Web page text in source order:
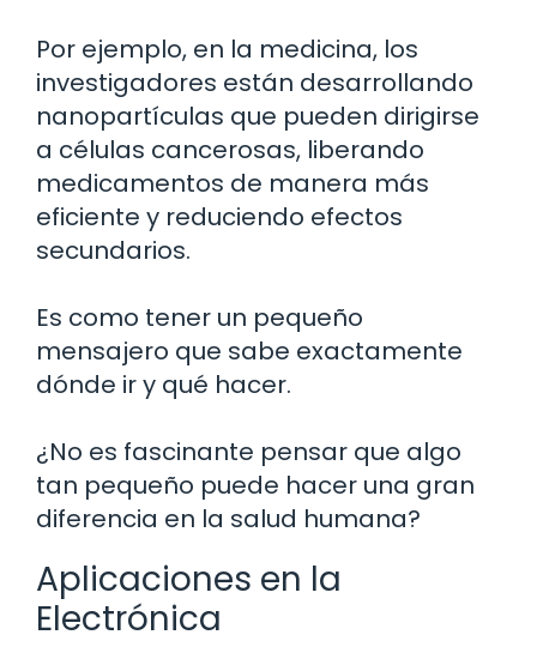
Por ejemplo, en la medicina, los
investigadores están desarrollando
nanopartículas que pueden dirigirse
a células cancerosas, liberando
medicamentos de manera más
eficiente y reduciendo efectos
secundarios.
Es como tener un pequeño
mensajero que sabe exactamente
dónde ir y qué hacer.
¿No es fascinante pensar que algo
tan pequeño puede hacer una gran
diferencia en la salud humana?
Aplicaciones en la
Electrónica